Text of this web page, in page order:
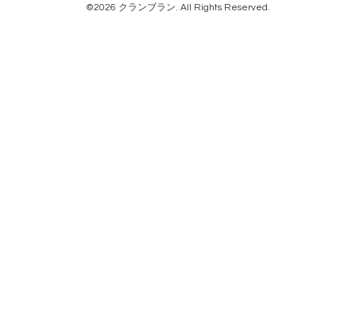
©2026 クランブラン. All Rights Reserved.